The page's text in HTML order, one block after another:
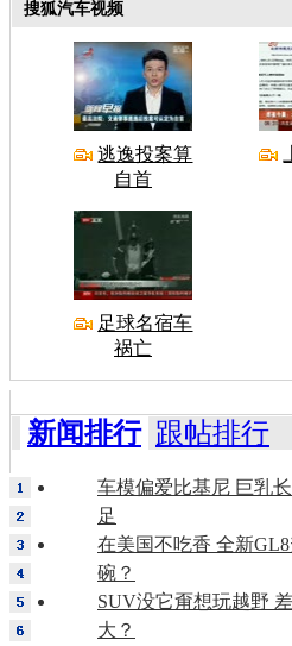
搜狐汽车视频
逃逸投案算
自首
足球名宿车
祸亡
新闻排行 跟帖排行
车模偏爱比基尼 巨乳
足
在美国不吃香 全新
碗？
SUV没它甭想玩越野
大？